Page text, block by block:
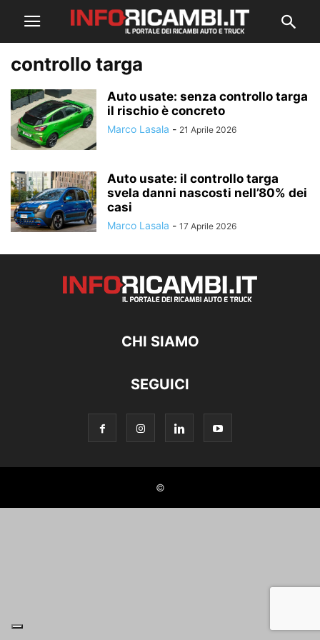
controllo targa
Auto usate: senza controllo targa
il rischio è concreto
Marco Lasala - 21 Aprile 2026
Auto usate: il controllo targa
svela danni nascosti nell’80% dei
casi
Marco Lasala - 17 Aprile 2026
CHI SIAMO
SEGUICI
©